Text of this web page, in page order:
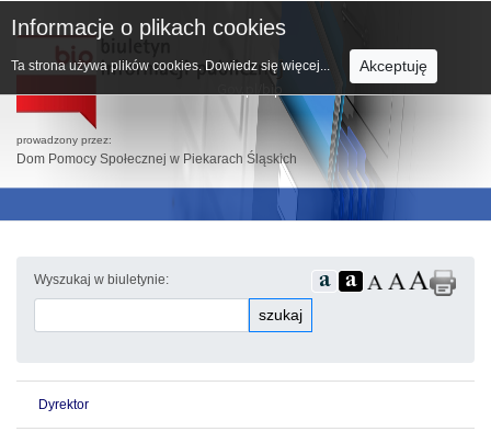
prowadzony przez:
Dom Pomocy Społecznej w Piekarach Śląskich
Wyszukaj w biuletynie:
szukaj
Dyrektor
Informacje o plikach cookies
Ta strona używa plików cookies. Dowiedz się więcej... Akceptuję